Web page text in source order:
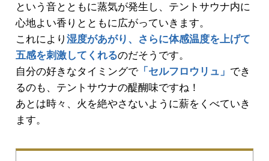
という音とともに蒸気が発生し、テントサウナ内に
心地よい香りとともに広がっていきます。
これにより 湿度があがり、さらに体感温度を上げて
五感を刺激してくれるのだそうです。
自分の好きなタイミングで「セルフロウリュ」 でき
るのも、テントサウナの醍醐味ですね！
あとは時々、火を絶やさないように薪をくべていき
ます。